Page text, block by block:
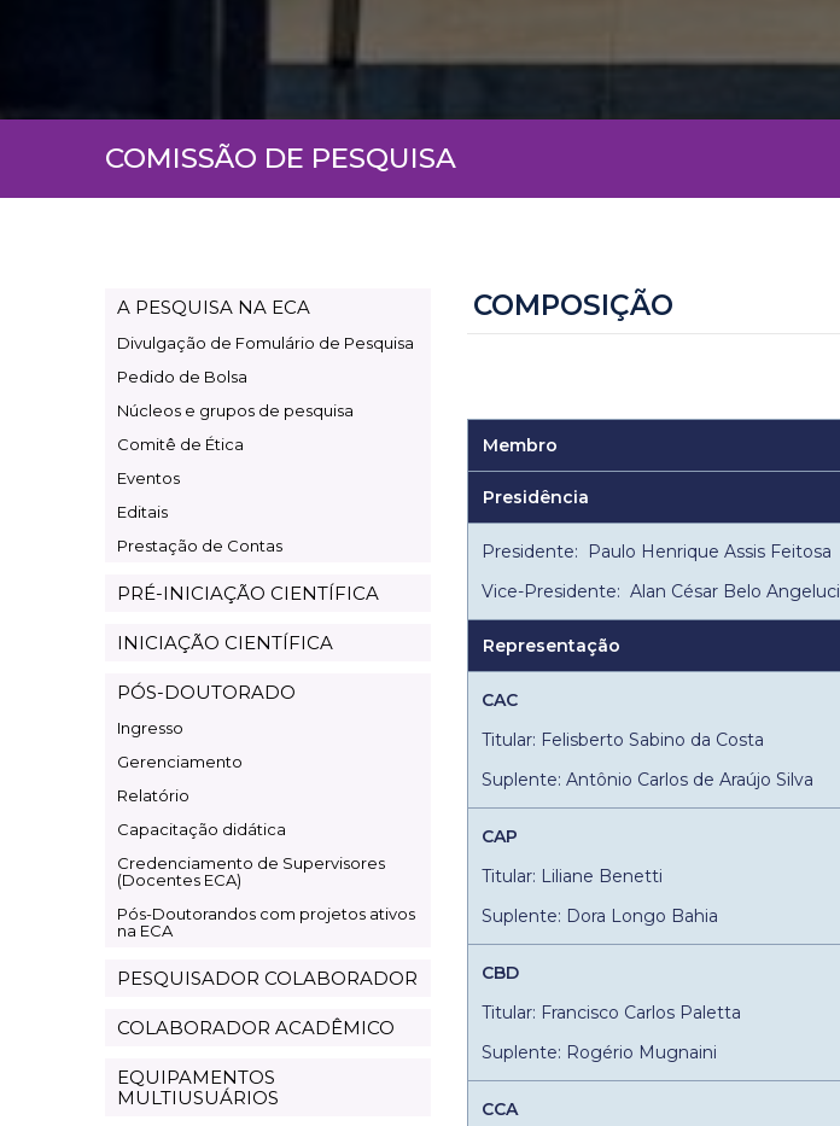
COMISSÃO DE PESQUISA
Page
Pesquisa
A PESQUISA NA ECA
Divulgação de Fomulário de Pesquisa
Pedido de Bolsa
Núcleos e grupos de pesquisa
Comitê de Ética
Eventos
Editais
Prestação de Contas
PRÉ-INICIAÇÃO CIENTÍFICA
INICIAÇÃO CIENTÍFICA
PÓS-DOUTORADO
Ingresso
Gerenciamento
Relatório
Capacitação didática
Credenciamento de Supervisores
(Docentes ECA)
Pós-Doutorandos com projetos ativos
na ECA
PESQUISADOR COLABORADOR
COLABORADOR ACADÊMICO
EQUIPAMENTOS
MULTIUSUÁRIOS
COMPOSIÇÃO
Membro
Presidência
Presidente: Paulo Henrique Assis Feitosa
Vice-Presidente: Alan César Belo Angeluci
Representação
CAC
Titular: Felisberto Sabino da Costa
Suplente: Antônio Carlos de Araújo Silva
CAP
Titular: Liliane Benetti
Suplente: Dora Longo Bahia
CBD
Titular: Francisco Carlos Paletta
Suplente: Rogério Mugnaini
CCA